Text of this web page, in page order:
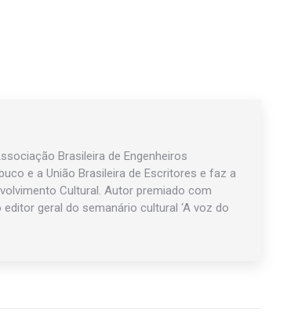
Brasileira de Engenheiros
e a União Brasileira de Escritores e faz a
Cultural. Autor premiado com
geral do semanário cultural ‘A voz do